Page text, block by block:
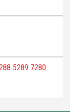
5289 7280